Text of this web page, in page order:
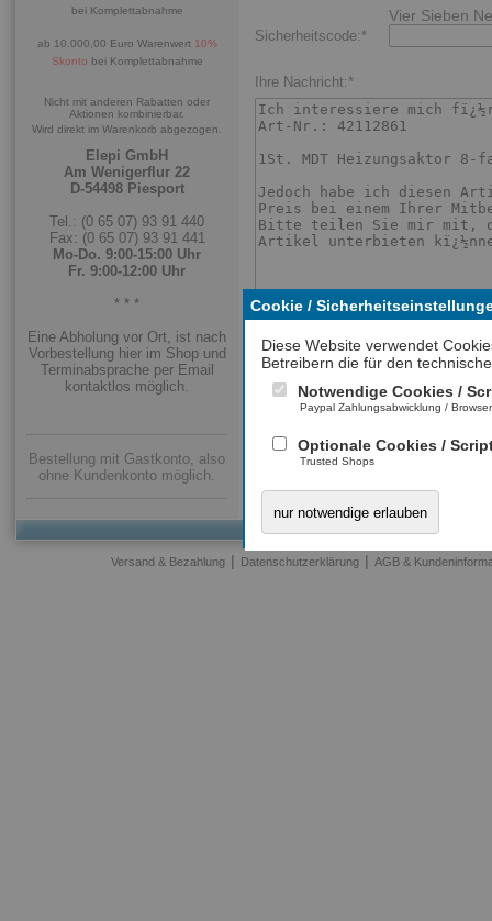
Cookie /
Diese Website verwendet
Betreibern die für den
Notwendige Cookies /
Paypal Zahlungsabwicklung /
Optionale Cookies /
Trusted Shops
nur notwendige erlauben
bei Komplettabnahme
ab 10.000,00 Euro Warenwert 10%
Skonto bei Komplettabnahme
Nicht mit anderen Rabatten oder
Aktionen kombinierbar.
Wird direkt im Warenkorb abgezogen.
Elepi GmbH
Am Wenigerflur 22
D-54498 Piesport
Tel.: (0 65 07) 93 91 440
Fax: (0 65 07) 93 91 441
Mo-Do. 9:00-15:00 Uhr
Fr. 9:00-12:00 Uhr
* * *
Eine Abholung vor Ort, ist nach
Vorbestellung hier im Shop und
Terminabsprache per Email
kontaktlos möglich.
Bestellung mit Gastkonto, also
ohne Kundenkonto möglich.
Vier Sieben
Sicherheitscode:*
Ihre Nachricht:*
Mit * gekennzeichnete Felder sind Pflichtfelder.
Versand & Bezahlung | Datenschutzerklärung | AGB &